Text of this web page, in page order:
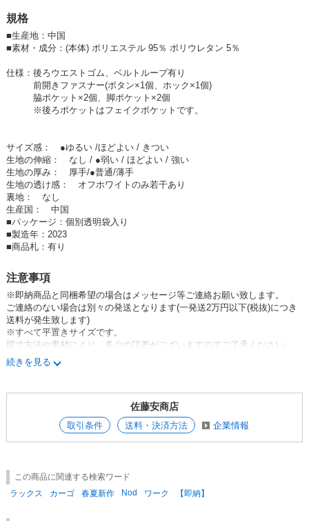
今年の春夏は大活躍すること間違いなし◎
カラーはオフホワイト、ベージュ、ブルーグレー、カーキ、ブラックの5
(実物と近いカラーはcolor variation画像を参考にしてください)
【商品のイメージ】 カジュアル・ナチュラル
【着用シーン】 レジャー・旅行・街着・お買い物・キャンプなどアウト
・ ・ ・ ・ ・ ・ ・ ・ ・ ・
【 nod 】(ノッド)
自分たちが好むウエアを現代の女性がアクティブかつ
デイリーに着ることが出来る物を提案。
ドレッシー、スポーツ、ストリートをミックスしたカジュアルが
特徴だがルーズでも綺麗なラインを見せる為のパターンや
し、
あらゆるシーンで時代を意識した現代の服づくりを行っている
・ ・ ・ ・ ・ ・ ・ ・ ・ ・
＃カーゴスラックス ＃カーゴパンツ ＃ワーク ＃パンツ ＃ボトムス ＃20
23春夏新作
n-5689
規格
■生産地：中国
■素材・成分：(本体) ポリエステル 95％ ポリウレタン 5％
仕様：後ろウエストゴム、ベルトループ有り
前開きファスナー(ボタン×1個、ホック×1個)
脇ポケット×2個、脚ポケット×2個
※後ろポケットはフェイクポケットです。
サイズ感： ●ゆるい /ほどよい / きつい
生地の伸縮： なし / ●弱い / ほどよい / 強い
生地の厚み： 厚手/●普通/薄手
生地の透け感： オフホワイトのみ若干あり
裏地： なし
生産国： 中国
■パッケージ：個別透明袋入り
■製造年：2023
■商品札：有り
注意事項
※即納商品と同梱希望の場合はメッセージ等ご連絡お願い致します。
ご連絡のない場合は別々の発送となります(一発送2万円以下(税抜)につき
送料が発生致します)
※すべて平置きサイズです。
採寸方法や素材により、多少の誤差がございますのでご了承ください。
※取り扱いについては、商品についている品質表示でご確認ください。
※素材感や色合いの表現には個人差があり、環境におり色合いが異なる場
※モデル着用写真は屋外での撮影も含まれることもある為、
実際のカラーと多少異なる場合がございます。
※ご使用のパソコンのモニター環境により、
実物のカラーと異なって見える場合があります。
※色味が異なる等のクレームはお受けできません。
※在庫数量は、他店出品分との共有の為、売り違いが生じる場合がござい
ます。
完売の際はご了承ください。
続きを見る
佐藤安商店
取引条件 送料・決済方法 企業情報
この商品に関連する検索ワード
ラックス
カーゴ 春夏新作 Nod ワーク 【即納】